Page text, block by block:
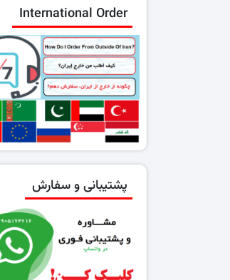
International Order
پشتیبانی و سفارش